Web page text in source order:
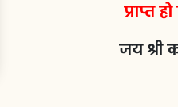
प्राप्त
जय श्री